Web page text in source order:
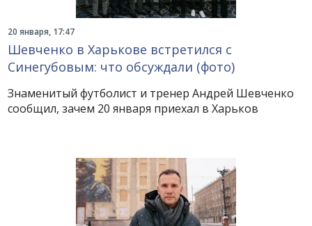
20 января, 17:47
Шевченко в Харькове встретился с
Синегубовым: что обсуждали (фото)
Знаменитый футболист и тренер Андрей Шевченко
сообщил, зачем 20 января приехал в Харьков